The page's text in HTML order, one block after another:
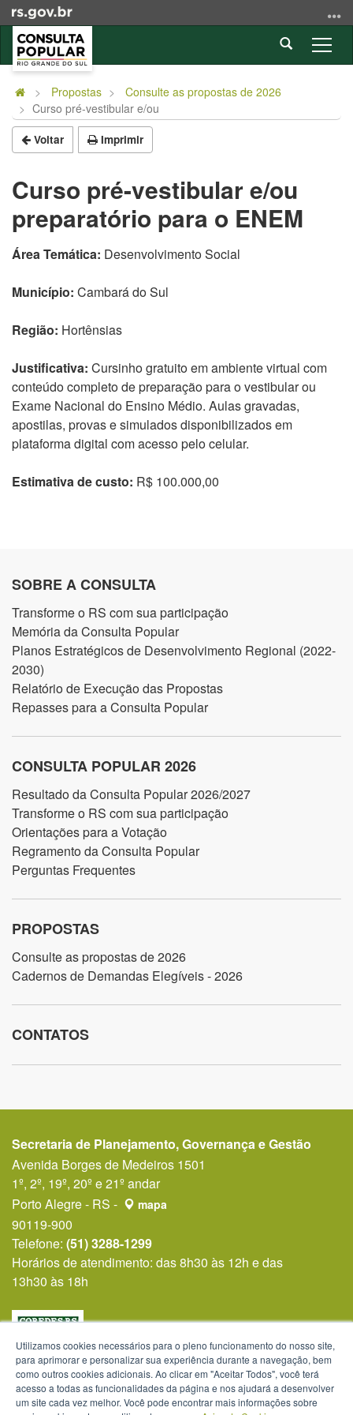
para
conteúdo
para
menu
para
busca
a
Abrir
a
Início
conteúdo
Propostas
Consulte as propostas de 2026
Curso pré-vestibular e/ou
Voltar Imprimir
Curso pré-vestibular e/ou
preparatório para o ENEM
Área Temática: Desenvolvimento Social
Município: Cambará do Sul
Região: Hortênsias
Justificativa: Cursinho gratuito em ambiente virtual com
conteúdo completo de preparação para o vestibular ou
Exame Nacional do Ensino Médio. Aulas gravadas,
apostilas, provas e simulados disponibilizados em
plataforma digital com acesso pelo celular.
Estimativa de custo: R$ 100.000,00
SOBRE A CONSULTA
Transforme o RS com sua participação
Memória da Consulta Popular
Planos Estratégicos de Desenvolvimento Regional (2022-
2030)
Relatório de Execução das Propostas
Repasses para a Consulta Popular
CONSULTA POPULAR 2026
Resultado da Consulta Popular 2026/2027
Transforme o RS com sua participação
Orientações para a Votação
Regramento da Consulta Popular
Perguntas Frequentes
PROPOSTAS
Consulte as propostas de 2026
Cadernos de Demandas Elegíveis - 2026
CONTATOS
Secretaria de Planejamento, Governança e Gestão
Avenida Borges de Medeiros 1501
1º, 2º, 19º, 20º e 21º andar
Porto Alegre - RS -
mapa
90119-900
Telefone: (51) 3288-1299
Horários de atendimento: das 8h30 às 12h e das
13h30 às 18h
Utilizamos cookies necessários para o pleno funcionamento do nosso site,
para aprimorar e personalizar sua experiência durante a navegação, bem
como outros cookies adicionais. Ao clicar em "Aceitar Todos", você terá
acesso a todas as funcionalidades da página e nos ajudará a desenvolver
um site cada vez melhor. Você pode encontrar mais informações sobre